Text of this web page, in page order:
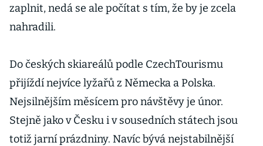
zaplnit, nedá se ale počítat s tím, že by je zcela
nahradili.
Do českých skiareálů podle CzechTourismu
přijíždí nejvíce lyžařů z Německa a Polska.
Nejsilnějším měsícem pro návštěvy je únor.
Stejně jako v Česku i v sousedních státech jsou
totiž jarní prázdniny. Navíc bývá nejstabilnější